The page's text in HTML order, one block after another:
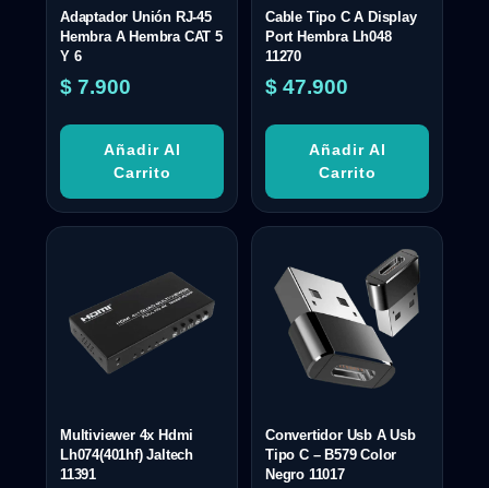
Adaptador Unión RJ-45
Hembra A Hembra CAT 5
Y 6
$ 7.900
Añadir Al
Carrito
Cable Tipo C A Display
Port Hembra Lh048
11270
$ 47.900
Añadir Al
Carrito
Multiviewer 4x Hdmi
Lh074(401hf) Jaltech
11391
Convertidor Usb A Usb
Tipo C – B579 Color
Negro 11017